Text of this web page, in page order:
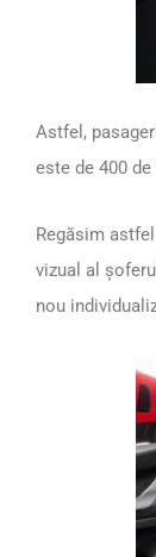
Astfel,
este de 400
Regăsim
vizual al
nou